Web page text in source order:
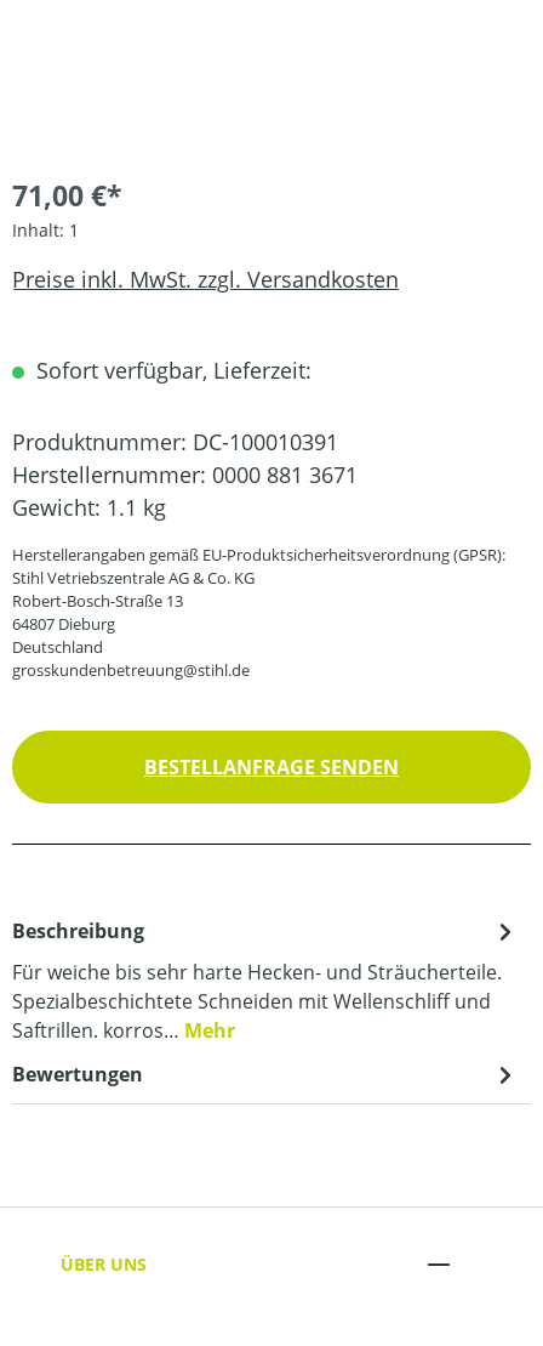
71,00 €*
Inhalt: 1
Preise inkl. MwSt. zzgl. Versandkosten
Sofort verfügbar, Lieferzeit:
Produktnummer: DC-100010391
Herstellernummer: 0000 881 3671
Gewicht: 1.1 kg
Herstellerangaben gemäß EU-Produktsicherheitsverordnung (GPSR):
Stihl Vetriebszentrale AG & Co. KG
Robert-Bosch-Straße 13
64807 Dieburg
Deutschland
grosskundenbetreuung@stihl.de
BESTELLANFRAGE SENDEN
Beschreibung
Für weiche bis sehr harte Hecken- und Sträucherteile.
Spezialbeschichtete Schneiden mit Wellenschliff und
Saftrillen. korros… Mehr
Bewertungen
ÜBER UNS